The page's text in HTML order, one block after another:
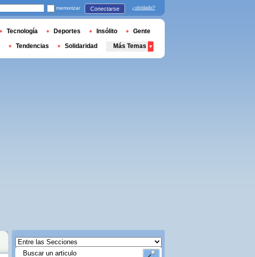
memorizar Conectarse ¿olvidado?
Tecnología Deportes Insólito Gente
Tendencias Solidaridad Más Temas